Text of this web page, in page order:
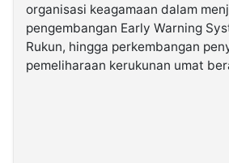
2026
organisasi keagamaan dalam
pengembangan Early Warning
Rukun, hingga perkembangan
pemeliharaan kerukunan umat